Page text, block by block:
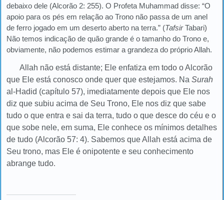
debaixo dele (Alcorão 2: 255). O Profeta Muhammad disse: “O
apoio para os pés em relação ao Trono não passa de um anel
de ferro jogado em um deserto aberto na terra.” (TafsirTabari)
Não temos indicação de quão grande é o tamanho do Trono e,
obviamente, não podemos estimar a grandeza do próprio Allah.
Allah não está distante; Ele enfatiza em todo o Alcorão
que Ele está conosco onde quer que estejamos. Na Surah
al-Hadid (capítulo 57), imediatamente depois que Ele nos
diz que subiu acima de Seu Trono, Ele nos diz que sabe
tudo o que entra e sai da terra, tudo o que desce do céu e o
que sobe nele, em suma, Ele conhece os mínimos detalhes
de tudo (Alcorão 57: 4). Sabemos que Allah está acima de
Seu trono, mas Ele é onipotente e seu conhecimento
abrange tudo.